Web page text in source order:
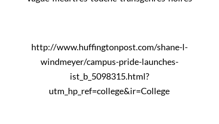
http://www.huffingtonpost.com/shane-l-
windmeyer/campus-pride-launches-
ist_b_5098315.html?
utm_hp_ref=college&ir=College